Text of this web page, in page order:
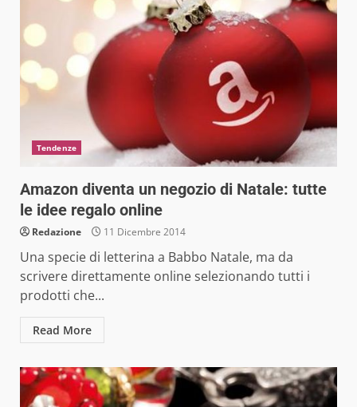
Tendenze
Amazon diventa un negozio di Natale: tutte
le idee regalo online
Redazione 11 Dicembre 2014
Una specie di letterina a Babbo Natale, ma da
scrivere direttamente online selezionando tutti i
prodotti che...
Read More